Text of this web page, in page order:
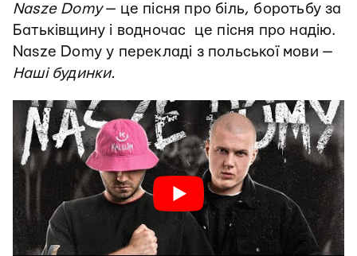
Nasze Domy— це пісня про біль, боротьбу за
Батьківщину і водночас це пісня про надію.
Nasze Domy у перекладі з польської мови —
Наші будинки.